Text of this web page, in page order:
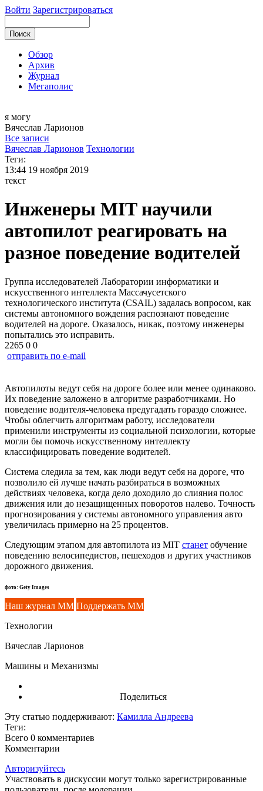
Войти Зарегистрироваться
Обзор
Архив
Журнал
Мегаполис
я могу
Вячеслав Ларионов
Все записи
Вячеслав Ларионов Технологии
Теги:
13:44 19 ноября 2019
текст
Инженеры MIT научили
автопилот реагировать на
разное поведение водителей
Группа исследователей Лаборатории информатики и
искусственного интеллекта Массачусетского
технологического института (CSAIL) задалась вопросом, как
системы автономного вождения распознают поведение
водителей на дороге. Оказалось, никак, поэтому инженеры
попытались это исправить.
2265 0 0
отправить по e-mail
Автопилоты ведут себя на дороге более или менее одинаково.
Их поведение заложено в алгоритме разработчиками. Но
поведение водителя-человека предугадать гораздо сложнее.
Чтобы облегчить алгоритмам работу, исследователи
применили инструменты из социальной психологии, которые
могли бы помочь искусственному интеллекту
классифицировать поведение водителей.
Система следила за тем, как люди ведут себя на дороге, что
позволило ей лучше начать разбираться в возможных
действиях человека, когда дело доходило до слияния полос
движения или до незащищенных поворотов налево. Точность
прогнозирования у системы автономного управления авто
увеличилась примерно на 25 процентов.
Следующим этапом для автопилота из MIT станет обучение
поведению велосипедистов, пешеходов и других участников
дорожного движения.
фото: Gety Images
Наш журнал ММ Поддержать ММ
Технологии
Вячеслав Ларионов
Машины и Механизмы
Поделиться
Эту статью поддерживают: Камилла Андреева
Теги:
Всего 0 комментариев
Комментарии
Авторизуйтесь
Участвовать в дискуссии могут только зарегистрированные